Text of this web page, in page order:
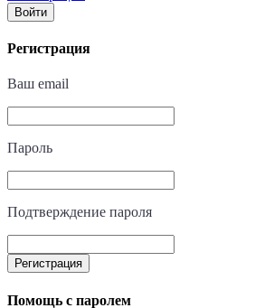
Войти
Регистрация
Ваш email
Пароль
Подтверждение пароля
Регистрация
Помощь с паролем